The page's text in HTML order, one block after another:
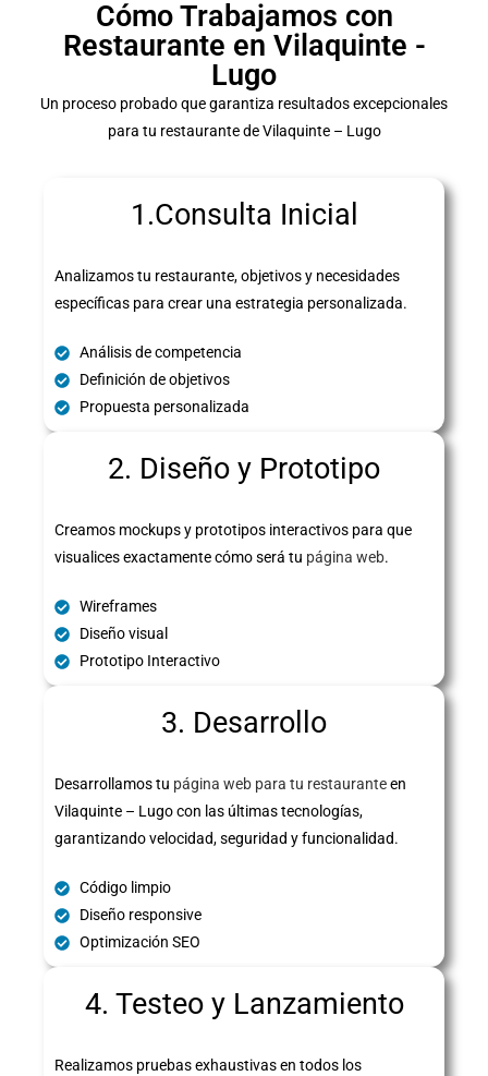
Cómo Trabajamos con
Restaurante en Vilaquinte -
Lugo
Un proceso probado que garantiza resultados excepcionales
para tu restaurante de Vilaquinte – Lugo
1.Consulta Inicial
Analizamos tu restaurante, objetivos y necesidades
específicas para crear una estrategia personalizada.
Análisis de competencia
Definición de objetivos
Propuesta personalizada
2. Diseño y Prototipo
Creamos mockups y prototipos interactivos para que
visualices exactamente cómo será tu página web.
Wireframes
Diseño visual
Prototipo Interactivo
3. Desarrollo
Desarrollamos tu página web para tu restauranteen
Vilaquinte – Lugo con las últimas tecnologías,
garantizando velocidad, seguridad y funcionalidad.
Código limpio
Diseño responsive
Optimización SEO
4. Testeo y Lanzamiento
Realizamos pruebas exhaustivas en todos los